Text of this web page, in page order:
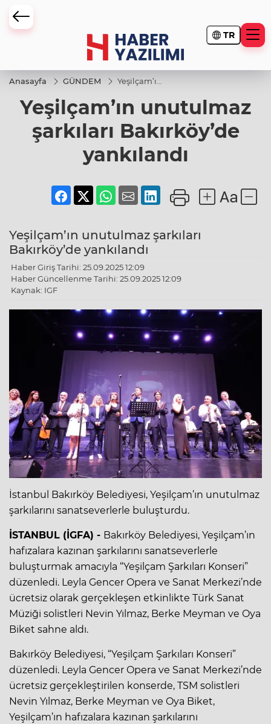
TR
Anasayfa GÜNDEM
Yeşilçam’ın
Bakırköy’de
Yeşilçam’ın unutulmaz
şarkıları Bakırköy’de
yankılandı
Yeşilçam’ın unutulmaz şarkıları
Bakırköy’de yankılandı
Haber Giriş Tarihi: 25.09.2025 12:09
Haber Güncellenme Tarihi: 25.09.2025 12:09
Kaynak: IGF
İstanbul Bakırköy Belediyesi, Yeşilçam’ın unutulmaz
şarkılarını sanatseverlerle buluşturdu.
İSTANBUL (İGFA) - Bakırköy Belediyesi, Yeşilçam’ın
hafızalara kazınan şarkılarını sanatseverlerle
buluşturmak amacıyla “Yeşilçam Şarkıları Konseri”
düzenledi. Leyla Gencer Opera ve Sanat Merkezi’nde
ücretsiz olarak gerçekleşen etkinlikte Türk Sanat
Müziği solistleri Nevin Yılmaz, Berke Meyman ve Oya
Biket sahne aldı.
Bakırköy Belediyesi, “Yeşilçam Şarkıları Konseri”
düzenledi. Leyla Gencer Opera ve Sanat Merkezi’nde
ücretsiz gerçekleştirilen konserde, TSM solistleri
Nevin Yılmaz, Berke Meyman ve Oya Biket,
Yeşilçam’ın hafızalara kazınan şarkılarını